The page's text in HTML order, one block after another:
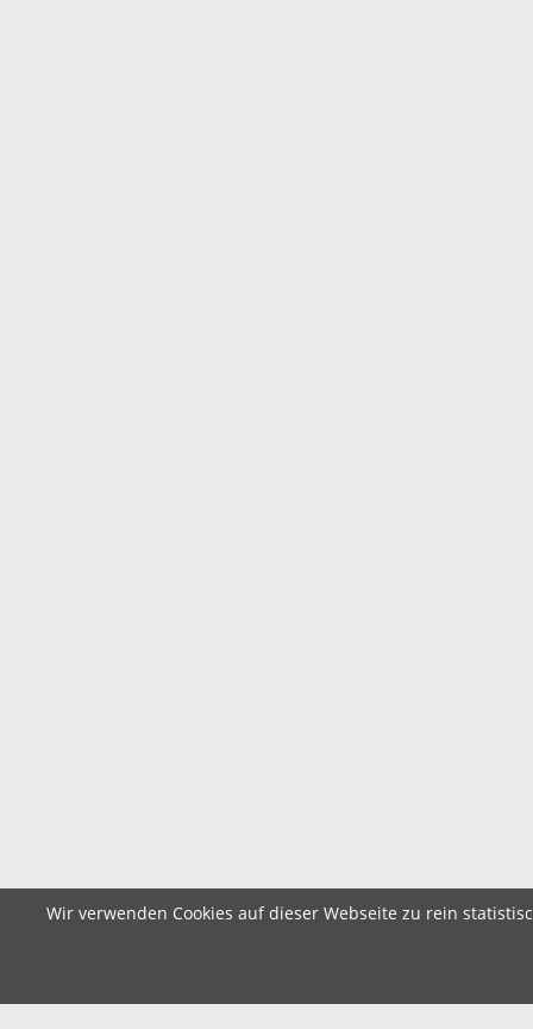
Wir verwenden Cookies auf dieser Webseite zu rein